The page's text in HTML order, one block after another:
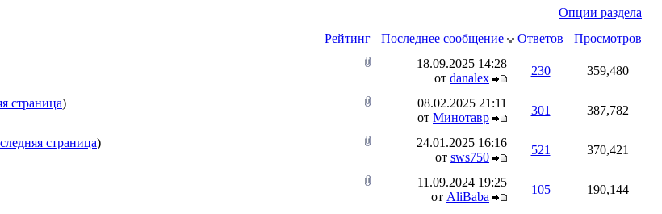
Опции раздела
Рейтинг
Последнее сообщение Ответов
Просмотров
18.09.2025 14:28
от danalex
230 359,480
страница)
08.02.2025 21:11
от Минотавр
301 387,782
страница)
24.01.2025 16:16
от sws750
521 370,421
11.09.2024 19:25
от AliBaba
105 190,144